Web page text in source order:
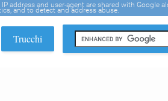
Trucchi
address and user-agent are shared with Google
and to detect and address abuse.